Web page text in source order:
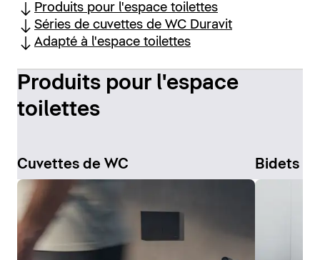
Produits pour l'espace toilettes
Séries de cuvettes de WC Duravit
Adapté à l'espace toilettes
Produits pour l'espace
toilettes
Cuvettes de WC Bidets